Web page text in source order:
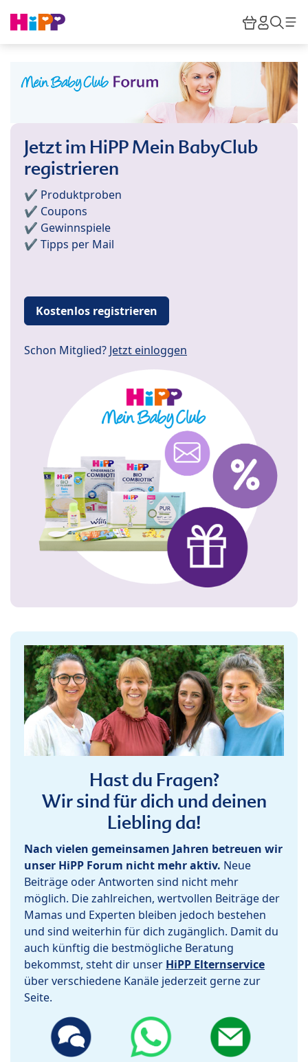
HiPP
Jetzt im HiPP Mein BabyClub
registrieren
✔️ Produktproben
✔️ Coupons
✔️ Gewinnspiele
✔️ Tipps per Mail
Kostenlos registrieren
Schon Mitglied? Jetzt einloggen
Hast du Fragen?
Wir sind für dich und deinen
Liebling da!
Nach vielen gemeinsamen Jahren betreuen wir
unser HiPP Forum nicht mehr aktiv. Neue
Beiträge oder Antworten sind nicht mehr
möglich. Die zahlreichen, wertvollen Beiträge der
Mamas und Experten bleiben jedoch bestehen
und sind weiterhin für dich zugänglich. Damit du
auch künftig die bestmögliche Beratung
bekommst, steht dir unser HiPP Elternservice
über verschiedene Kanäle jederzeit gerne zur
Seite.